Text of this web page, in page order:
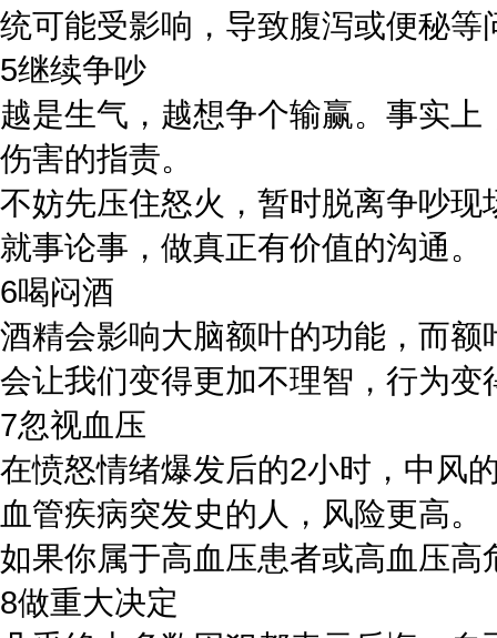
统可能受影响，导致腹泻或便秘
5继续争吵
越是生气，越想争个输赢。事实
伤害的指责。
不妨先压住怒火，暂时脱离争吵
就事论事，做真正有价值的沟通。
6喝闷酒
酒精会影响大脑额叶的功能，而
会让我们变得更加不理智，行为
7忽视血压
在愤怒情绪爆发后的2小时，中风
血管疾病突发史的人，风险更高。
如果你属于高血压患者或高血压
8做重大决定